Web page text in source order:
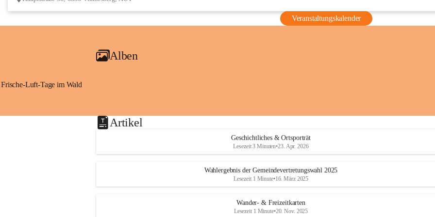
Veranstaltungskalender
Alben
Frische-Luft-Tage im Wald
Artikel
Geschichtliches & Ortsporträt
Lesezeit 3 Minuten•23. Apr. 2026
Wahlergebnis der Gemeindevertretungswahl 2025
Lesezeit 1 Minute•16. März 2025
Wander- & Freizeitkarten
Lesezeit 1 Minute•20. Nov. 2025